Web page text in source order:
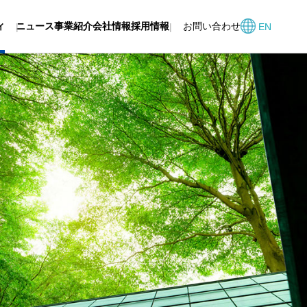
ニュース事業紹介会社情報採用情報 お問い合わせ EN